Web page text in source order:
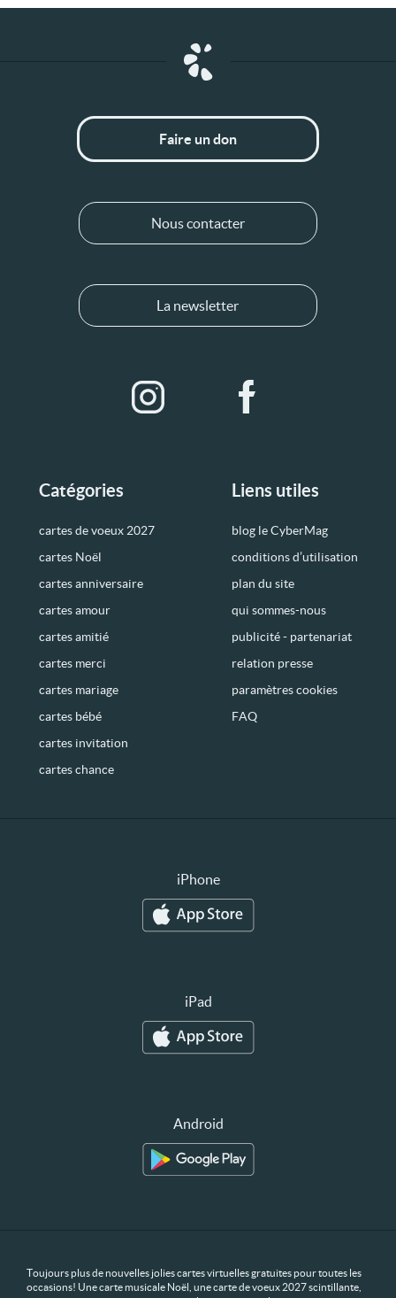
Catégories
cartes de voeux 2027
cartes Noël
cartes anniversaire
cartes amour
cartes amitié
cartes merci
cartes mariage
cartes bébé
cartes invitation
cartes chance
Liens utiles
blog le CyberMag
conditions d’utilisation
plan du site
qui sommes-nous
publicité - partenariat
relation presse
paramètres cookies
FAQ
Faire un don
Nous contacter
La newsletter
iPhone
iPad
Android
Toujours plus de nouvelles jolies cartes virtuelles gratuites pour toutes les
occasions! Une carte musicale Noël, une carte de voeux 2027 scintillante,